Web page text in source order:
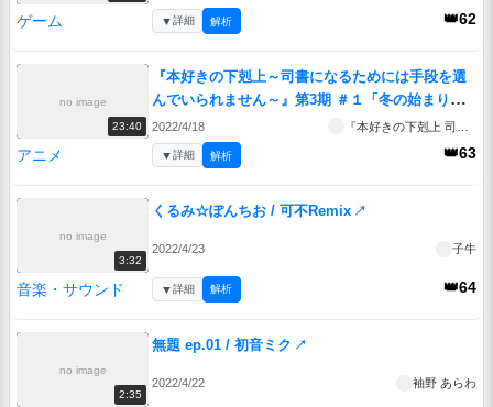
ゲーム 👑62
▼詳細 解析
no image
23:40
『本好きの下剋上～司書になるためには手段を選
んでいられません～』第3期 ＃１「冬の始まり」
↗
2022/4/18
アニメ 👑63
▼詳細 解析
no image
3:32
くるみ☆ぽんちお / 可不Remix ↗
2022/4/23 子牛
音楽・サウンド 👑64
▼詳細 解析
no image
2:35
無題 ep.01 / 初音ミク ↗
2022/4/22 袖野 あらわ